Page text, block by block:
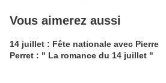
Vous aimerez aussi
14 juillet : Fête nationale avec Pierre
Perret : " La romance du 14 juillet "